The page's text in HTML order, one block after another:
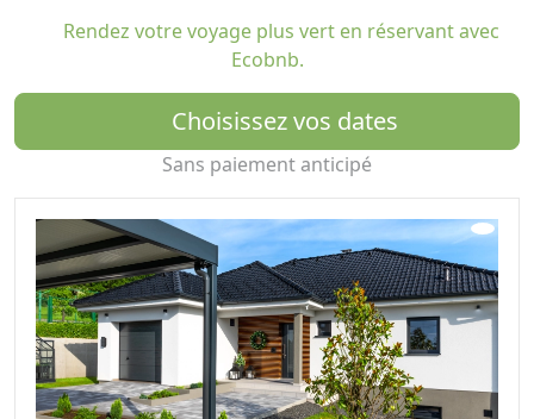
l’expérience des hôtes.
Notre cave à vin met en valeur le riche patrimoine
viticole croate, avec une sélection raffinée de crus
d’Istrie, de Dalmatie, de Međimurje et de Hrvatsko
Zagorje. Des partenariats locaux, une décoration
artisanale et des produits régionaux renforcent le lien
avec le lieu et soutiennent la communauté. Ici, le
développement durable n'est pas un simple ajout : il est
au cœur même de votre séjour. Une escapade paisible,
propice à un mode de vie plus lent, pour les voyageurs
soucieux de l'environnement qui apprécient un
tourisme responsable sans compromis sur l'élégance,
le confort ou l'exclusivité.
Rendez votre voyage plus vert en réservant avec
Ecobnb.
Choisissez vos dates
Sans paiement anticipé